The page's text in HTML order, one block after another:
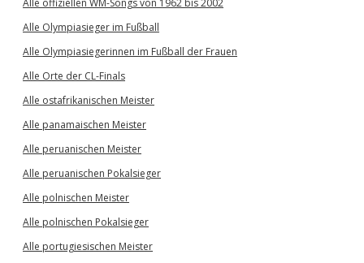
Alle Olympiasieger im Fußball
Alle Olympiasiegerinnen im Fußball der Frauen
Alle Orte der CL-Finals
Alle ostafrikanischen Meister
Alle panamaischen Meister
Alle peruanischen Meister
Alle peruanischen Pokalsieger
Alle polnischen Meister
Alle polnischen Pokalsieger
Alle portugiesischen Meister